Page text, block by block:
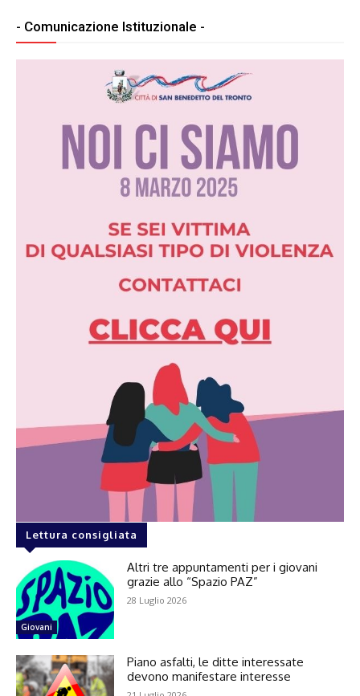
- Comunicazione Istituzionale -
Lettura consigliata
Giovani
Altri tre appuntamenti per i giovani
grazie allo “Spazio PAZ”
28 Luglio 2026
Piano asfalti, le ditte interessate
devono manifestare interesse